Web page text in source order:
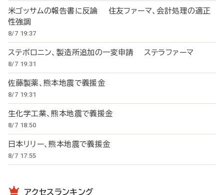
米ゴッサムの報告書に反論 住友ファーマ、会計処理の適正
性強調
8/7 19:37
ステボロニン、製造所追加の一変申請 ステラファーマ
8/7 19:31
佐藤製薬、熊本地震で義援金
8/7 19:31
生化学工業、熊本地震で義援金
8/7 18:50
日本リリー、熊本地震で義援金
8/7 17:55
アクセスランキング